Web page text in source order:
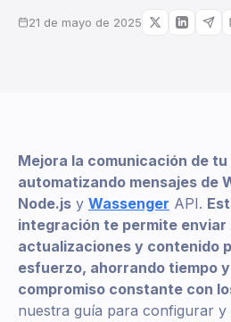
21 de mayo de 2025
Mejora la comunicación de
automatizando mensajes de
Node.js y Wassenger API.
integración te permite
actualizaciones y contenido
esfuerzo, ahorrando tiempo
compromiso constante con
nuestra guía para configurar y